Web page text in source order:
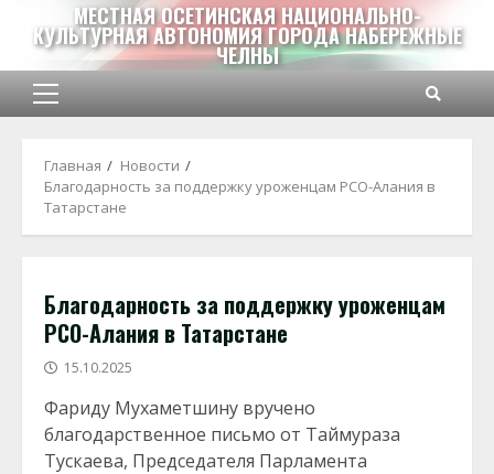
содержимому
МЕСТНАЯ ОСЕТИНСКАЯ НАЦИОНАЛЬНО-
КУЛЬТУРНАЯ АВТОНОМИЯ ГОРОДА НАБЕРЕЖНЫЕ
ЧЕЛНЫ
Основное
Главная
Новости
Благодарность за поддержку уроженцам РСО-Алания в
Татарстане
Благодарность за поддержку уроженцам
РСО-Алания в Татарстане
15.10.2025
Фариду Мухаметшину вручено
благодарственное письмо от Таймураза
Тускаева, Председателя Парламента